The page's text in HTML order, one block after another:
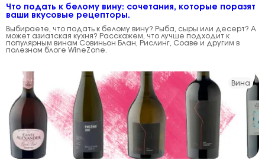
Что подать к белому вину: сочетания, которые поразят
ваши вкусовые рецепторы.
Выбираете, что подать к белому вину? Рыба, сыры или десерт? А
может азиатская кухня? Расскажем, что лучше подходит к
популярным винам Совиньон Блан, Рислинг, Соаве и другим в
полезном блоге WineZone.
Вина